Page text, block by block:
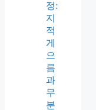
정:
지
적
게
으
름
과
무
분